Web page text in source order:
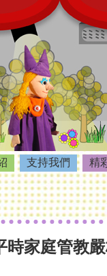
支持我們 精
家庭管教